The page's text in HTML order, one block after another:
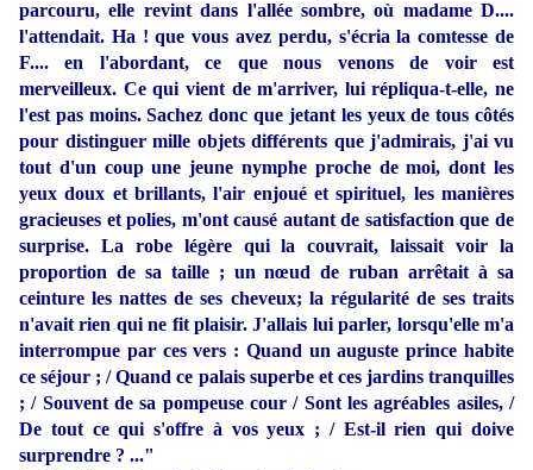
parcouru, elle revint dans l'allée sombre, où madame D....
l'attendait. Ha ! que vous avez perdu, s'écria la comtesse de
F.... en l'abordant, ce que nous venons de voir est
merveilleux. Ce qui vient de m'arriver, lui répliqua-t-elle, ne
l'est pas moins. Sachez donc que jetant les yeux de tous côtés
pour distinguer mille objets différents que j'admirais, j'ai vu
tout d'un coup une jeune nymphe proche de moi, dont les
yeux doux et brillants, l'air enjoué et spirituel, les manières
gracieuses et polies, m'ont causé autant de satisfaction que de
surprise. La robe légère qui la couvrait, laissait voir la
proportion de sa taille ; un nœud de ruban arrêtait à sa
ceinture les nattes de ses cheveux; la régularité de ses traits
n'avait rien qui ne fit plaisir. J'allais lui parler, lorsqu'elle m'a
interrompue par ces vers : Quand un auguste prince habite
ce séjour ; / Quand ce palais superbe et ces jardins tranquilles
; / Souvent de sa pompeuse cour / Sont les agréables asiles, /
De tout ce qui s'offre à vos yeux ; / Est-il rien qui doive
surprendre ? ..."